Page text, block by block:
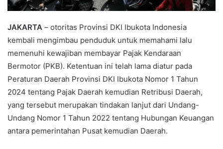
JAKARTA – otoritas Provinsi DKI Ibukota Indonesia
kembali mengimbau penduduk untuk memahami lalu
memenuhi kewajiban membayar Pajak Kendaraan
Bermotor (PKB). Ketentuan ini telah lama diatur pada
Peraturan Daerah Provinsi DKI Ibukota Nomor 1 Tahun
2024 tentang Pajak Daerah kemudian Retribusi Daerah,
yang tersebut merupakan tindakan lanjut dari Undang-
Undang Nomor 1 Tahun 2022 tentang Hubungan Keuangan
antara pemerintahan Pusat kemudian Daerah.